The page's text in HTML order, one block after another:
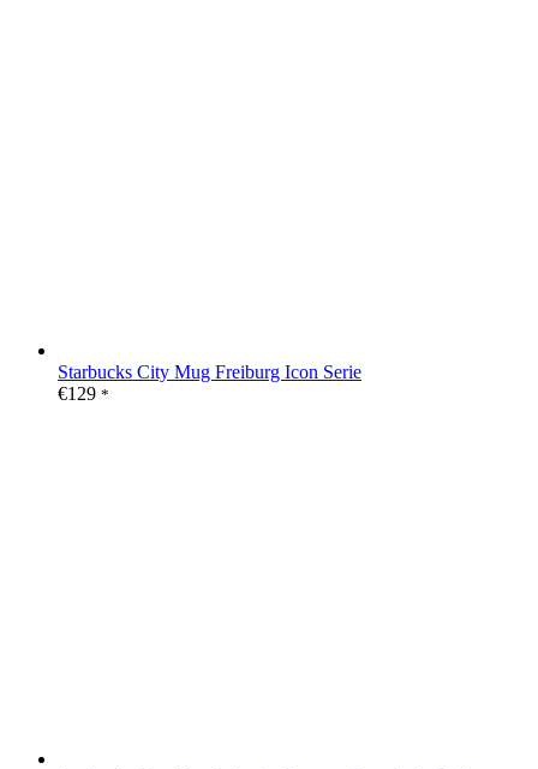
Starbucks City Mug Freiburg Icon Serie
€129 *